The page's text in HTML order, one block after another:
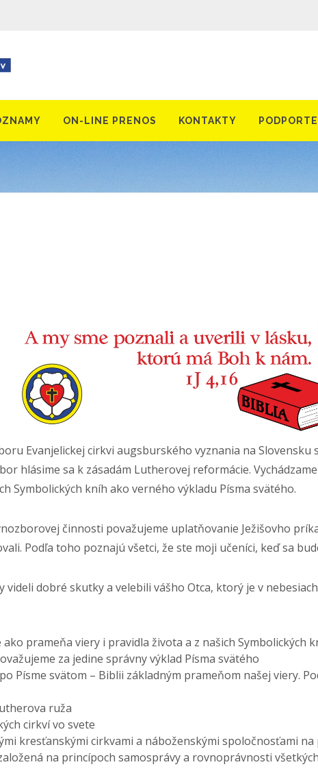
ON-LINE PRENOS KONTAKTY
Evanjelickej cirkvi augsburského vyznania na Slovensku
hlásime sa k zásadám Lutherovej reformácie.
Symbolických kníh ako verného výkladu Písma svätého.
činnosti považujeme uplatňovanie Ježišovho
Podľa toho poznajú všetci, že ste moji učeníci, keď sa
dobré skutky a velebili vášho Otca, ktorý je v
prameňa viery i pravidla života a z našich Symbolických
za jedine správny výklad Písma svätého
Písme svätom – Biblii základným prameňom našej viery.
ruža
cirkví vo svete
kresťanskými cirkvami a náboženskými spoločnosťami
na princípoch samosprávy a rovnoprávnosti